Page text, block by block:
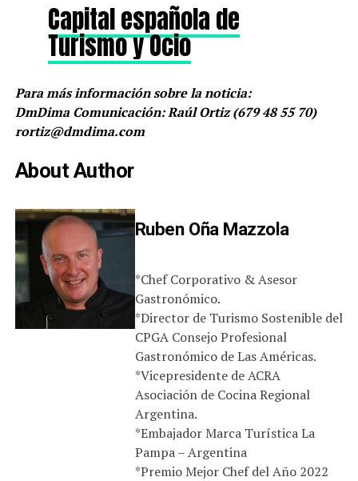
Capital española de
Turismo y Ocio
Para más información sobre la noticia:
DmDima Comunicación: Raúl Ortiz (679 48 55 70)
rortiz@dmdima.com
About Author
Ruben Oña Mazzola
*Chef Corporativo & Asesor
Gastronómico.
*Director de Turismo Sostenible del
CPGA Consejo Profesional
Gastronómico de Las Américas.
*Vicepresidente de ACRA
Asociación de Cocina Regional
Argentina.
*Embajador Marca Turística La
Pampa – Argentina
*Premio Mejor Chef del Año 2022